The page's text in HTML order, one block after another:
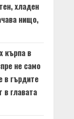
хладен
нищо,
кърпа в
не само
в гърдите
главата